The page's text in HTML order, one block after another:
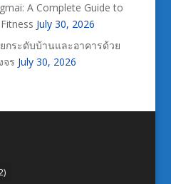
A Complete Guide to
July 30, 2026
กระดับบ้านและอาคารด้วย
จร July 30, 2026